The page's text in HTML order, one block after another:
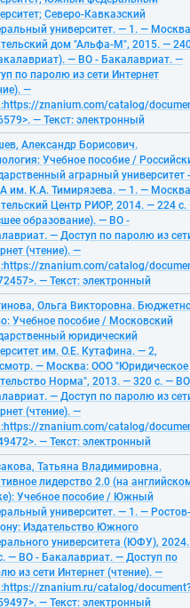
Северо-Кавказский
университет. — 1. —
дом "Альфа-М", 2015. —
— ВО - Бакалавриат. —
по паролю из сети Интернет
—
znanium.com/catalog/
— Текст: электронный
Александр Борисович.
Учебное пособие /
аграрный университет -
им. К.А. Тимирязева. — 1. —
Центр РИОР, 2014. — 224 с.
образование). — ВО -
— Доступ по паролю из
(чтение). —
znanium.com/catalog/
— Текст: электронный
Ольга Викторовна.
Учебное пособие / Московский
юридический
им. О.Е. Кутафина. — 2,
— Москва: ООО "Юридическое
Норма", 2013. — 320 с. —
— Доступ по паролю из
(чтение). —
znanium.com/catalog/
— Текст: электронный
Татьяна Владимировна.
лидерство 2.0 (на
Учебное пособие / Южный
университет. — 1. — Ростов-
Издательство Южного
университета (ЮФУ),
— ВО - Бакалавриат. — Доступ по
из сети Интернет (чтение). —
znanium.ru/catalog/
— Текст: электронный